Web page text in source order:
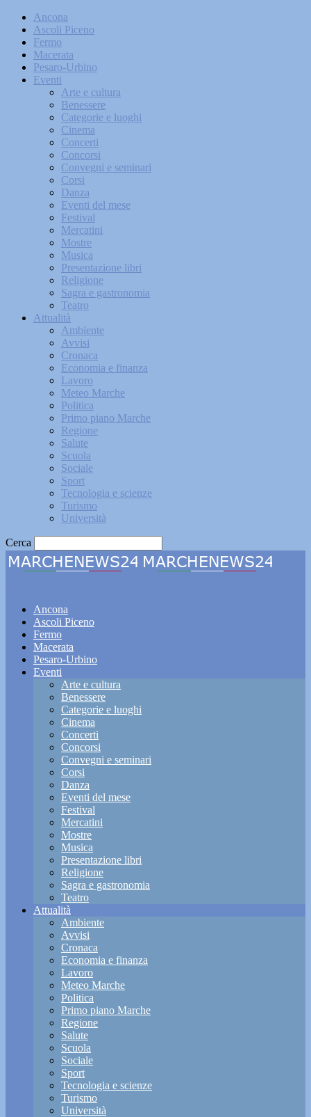
Ancona
Ascoli Piceno
Fermo
Macerata
Pesaro-Urbino
Eventi
Arte e cultura
Benessere
Categorie e luoghi
Cinema
Concerti
Concorsi
Convegni e seminari
Corsi
Danza
Eventi del mese
Festival
Mercatini
Mostre
Musica
Presentazione libri
Religione
Sagra e gastronomia
Teatro
Attualità
Ambiente
Avvisi
Cronaca
Economia e finanza
Lavoro
Meteo Marche
Politica
Primo piano Marche
Regione
Salute
Scuola
Sociale
Sport
Tecnologia e scienze
Turismo
Università
Cerca
Ancona
Ascoli Piceno
Fermo
Macerata
Pesaro-Urbino
Eventi
Arte e cultura
Benessere
Categorie e luoghi
Cinema
Concerti
Concorsi
Convegni e seminari
Corsi
Danza
Eventi del mese
Festival
Mercatini
Mostre
Musica
Presentazione libri
Religione
Sagra e gastronomia
Teatro
Attualità
Ambiente
Avvisi
Cronaca
Economia e finanza
Lavoro
Meteo Marche
Politica
Primo piano Marche
Regione
Salute
Scuola
Sociale
Sport
Tecnologia e scienze
Turismo
Università